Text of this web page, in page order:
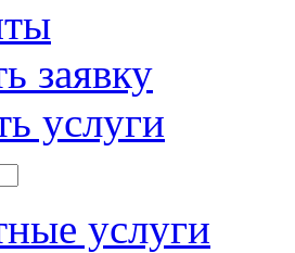
заявку
услуги
услуги